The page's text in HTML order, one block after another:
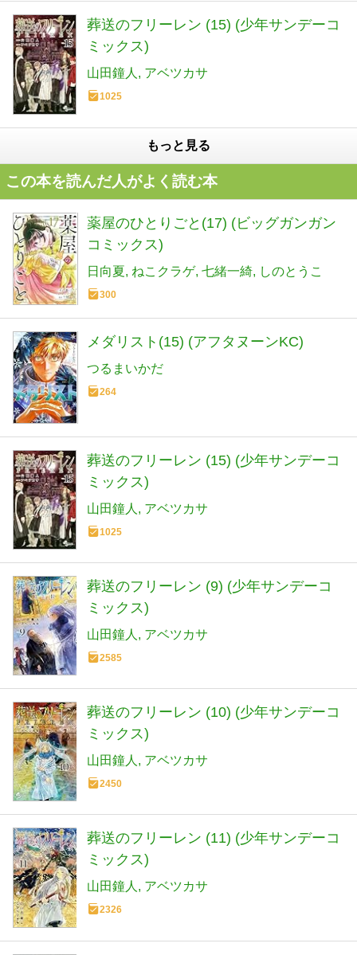
葬送のフリーレン (15) (少年サンデーコ
ミックス)
山田鐘人 アベツカサ
1025
もっと見る
この本を読んだ人がよく読む本
薬屋のひとりごと(17) (ビッグガンガン
コミックス)
日向夏 ねこクラゲ 七緒一綺 しのとうこ
300
メダリスト(15) (アフタヌーンKC)
つるまいかだ
264
葬送のフリーレン (15) (少年サンデーコ
ミックス)
山田鐘人 アベツカサ
1025
葬送のフリーレン (9) (少年サンデーコ
ミックス)
山田鐘人 アベツカサ
2585
葬送のフリーレン (10) (少年サンデーコ
ミックス)
山田鐘人 アベツカサ
2450
葬送のフリーレン (11) (少年サンデーコ
ミックス)
山田鐘人 アベツカサ
2326